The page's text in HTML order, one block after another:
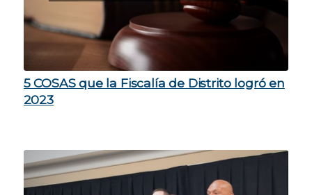
5 COSAS que la Fiscalía de Distrito logró en
2023